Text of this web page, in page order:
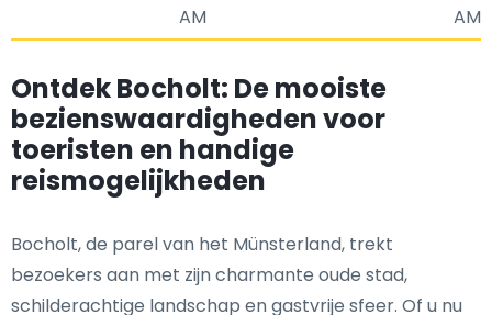
AM
AM
Ontdek Bocholt: De mooiste
bezienswaardigheden voor
toeristen en handige
reismogelijkheden
Bocholt, de parel van het Münsterland, trekt
bezoekers aan met zijn charmante oude stad,
schilderachtige landschap en gastvrije sfeer. Of u nu